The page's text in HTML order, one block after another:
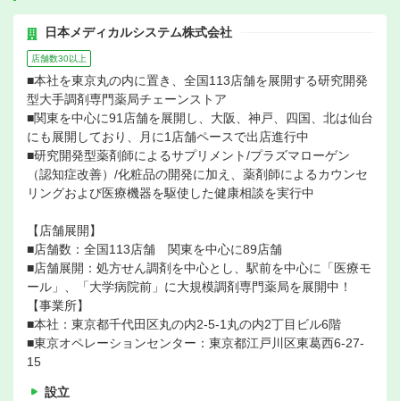
日本メディカルシステム株式会社
店舗数30以上
■本社を東京丸の内に置き、全国113店舗を展開する研究開発
型大手調剤専門薬局チェーンストア
■関東を中心に91店舗を展開し、大阪、神戸、四国、北は仙台
にも展開しており、月に1店舗ペースで出店進行中
■研究開発型薬剤師によるサプリメント/プラズマローゲン
（認知症改善）/化粧品の開発に加え、薬剤師によるカウンセ
リングおよび医療機器を駆使した健康相談を実行中
【店舗展開】
■店舗数：全国113店舗 関東を中心に89店舗
■店舗展開：処方せん調剤を中心とし、駅前を中心に「医療モ
ール」、「大学病院前」に大規模調剤専門薬局を展開中！
【事業所】
■本社：東京都千代田区丸の内2-5-1丸の内2丁目ビル6階
■東京オペレーションセンター：東京都江戸川区東葛西6-27-
15
設立